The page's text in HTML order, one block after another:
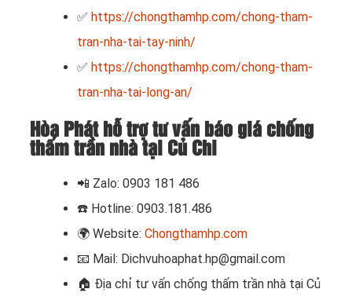
✅ https://chongthamhp.com/chong-tham-
tran-nha-tai-tay-ninh/
✅ https://chongthamhp.com/chong-tham-
tran-nha-tai-long-an/
Hòa Phát hỗ trợ tư vấn báo giá chống
thấm trần nhà tại Củ Chi
📲 Zalo: 0903 181 486
☎️ Hotline: 0903.181.486
🌍 Website: Chongthamhp.com
📧 Mail: Dichvuhoaphat.hp@gmail.com
🏠 Địa chỉ tư vấn chống thấm trần nhà tại Củ